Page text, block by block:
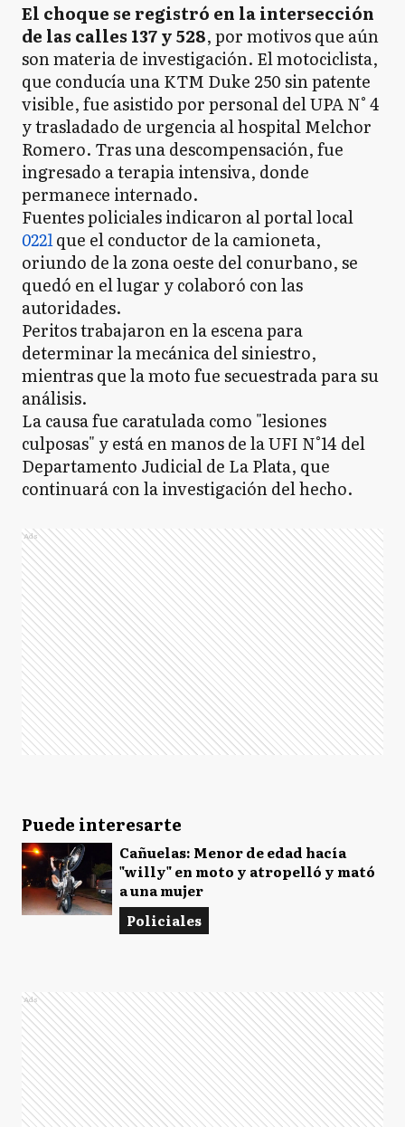
El choque se registró en la intersección
de las calles 137 y 528, por motivos que aún
son materia de investigación. El motociclista,
que conducía una KTM Duke 250 sin patente
visible, fue asistido por personal del UPA N° 4
y trasladado de urgencia al hospital Melchor
Romero. Tras una descompensación, fue
ingresado a terapia intensiva, donde
permanece internado.
Fuentes policiales indicaron al portal local
0221que el conductor de la camioneta,
oriundo de la zona oeste del conurbano, se
quedó en el lugar y colaboró con las
autoridades.
Peritos trabajaron en la escena para
determinar la mecánica del siniestro,
mientras que la moto fue secuestrada para su
análisis.
La causa fue caratulada como "lesiones
culposas" y está en manos de la UFI N°14 del
Departamento Judicial de La Plata, que
continuará con la investigación del hecho.
Ads
Puede interesarte
Cañuelas: Menor de edad hacía
"willy" en moto y atropelló y mató
a una mujer
Policiales
Ads